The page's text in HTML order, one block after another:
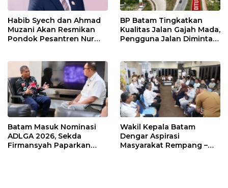
Habib Syech dan Ahmad
Muzani Akan Resmikan
Pondok Pesantren Nur
BP Batam Tingkatkan
Kualitas Jalan Gajah Mada,
Pengguna Jalan Diminta
Batam Masuk Nominasi
ADLGA 2026, Sekda
Firmansyah Paparkan
Wakil Kepala Batam
Dengar Aspirasi
Masyarakat Rempang –